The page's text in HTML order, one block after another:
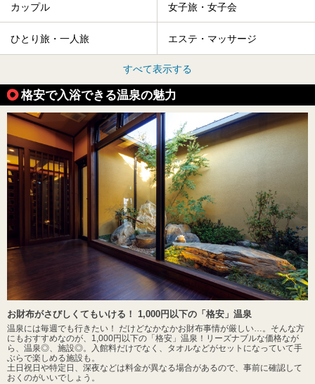
カップル 女子旅・女子会
ひとり旅・一人旅 エステ・マッサージ
すべて表示する
格安で入浴できる温泉の魅力
お財布がさびしくてもいける！ 1,000円以下の「格安」温泉
温泉には毎週でも行きたい！ だけどなかなかお財布事情が厳しい…。そんな方
にもおすすめなのが、1,000円以下の「格安」温泉！リーズナブルな価格なが
ら、温泉◎、施設◎。入館料だけでなく、タオルなどがセットになっていて手
ぶらで楽しめる施設も。
土日祝日や特定日、深夜などは料金が異なる場合があるので、事前に確認して
おくのがいいでしょう。